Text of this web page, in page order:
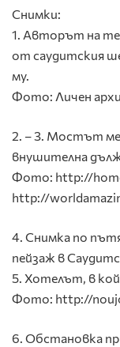
Снимки:
1. Авторът на
от саудитския
му.
Фото: Личен
2. – 3. Мостът
внушителна
Фото: http://
http://
4. Снимка по
пейзаж в
5. Хотелът, в
Фото: http://
6. Обстановка